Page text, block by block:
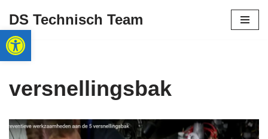
Toolbar openen
Ga
naar
de
DS Technisch Team
versnellingsbak